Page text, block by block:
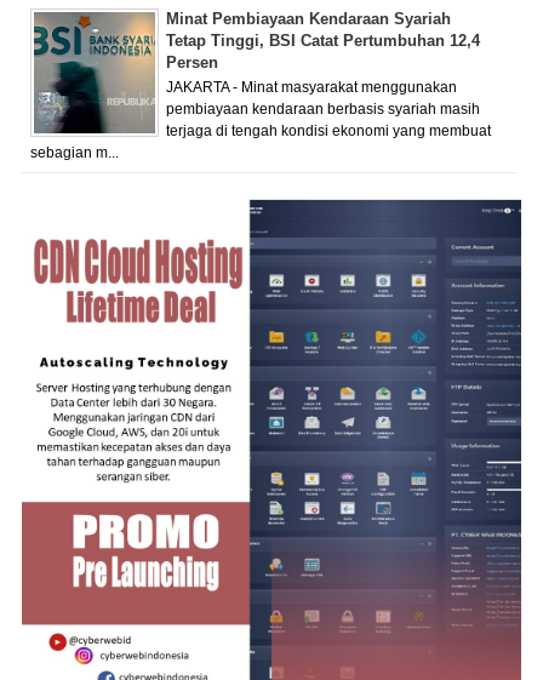
Minat Pembiayaan Kendaraan Syariah
Tetap Tinggi, BSI Catat Pertumbuhan 12,4
Persen
JAKARTA - Minat masyarakat menggunakan
pembiayaan kendaraan berbasis syariah masih
terjaga di tengah kondisi ekonomi yang membuat
sebagian m...